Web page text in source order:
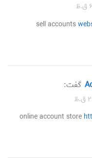
sell accounts
گفت:
online account store